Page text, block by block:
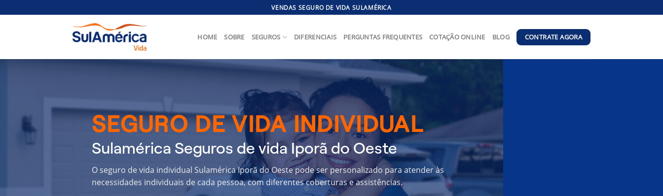
to
VENDAS SEGURO DE VIDA SULAMÉRICA
HOME SOBRE SEGUROS DIFERENCIAIS PERGUNTAS FREQUENTES COTAÇÃO ONLINE BLOG CONTRATE AGORA
SEGURO DE VIDA INDIVIDUAL
Sulamérica Seguros de vida Iporã do Oeste
O seguro de vida individual Sulamérica Iporã do Oeste pode ser personalizado para atender às
necessidades individuais de cada pessoa, com diferentes coberturas e assistências.